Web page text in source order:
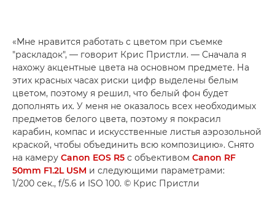
«Мне нравится работать с цветом при съемке
"раскладок", — говорит Крис Пристли. — Сначала я
нахожу акцентные цвета на основном предмете. На
этих красных часах риски цифр выделены белым
цветом, поэтому я решил, что белый фон будет
дополнять их. У меня не оказалось всех необходимых
предметов белого цвета, поэтому я покрасил
карабин, компас и искусственные листья аэрозольной
краской, чтобы объединить всю композицию». Снято
на камеру Canon EOS R5 с объективом Canon RF
50mm F1.2L USM и следующими параметрами:
1/200 сек., f/5.6 и ISO 100. © Крис Пристли